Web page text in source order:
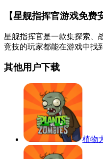
【星舰指挥官游戏免费
星舰指挥官是一款集探索、
竞技的玩家都能在游戏中找
其他用户下载
植物